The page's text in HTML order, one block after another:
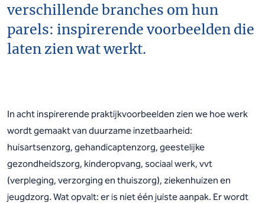
verschillende branches om hun
parels: inspirerende voorbeelden die
laten zien wat werkt.
In acht inspirerende praktijkvoorbeelden zien we hoe werk
wordt gemaakt van duurzame inzetbaarheid:
huisartsenzorg, gehandicaptenzorg, geestelijke
gezondheidszorg, kinderopvang, sociaal werk, vvt
(verpleging, verzorging en thuiszorg), ziekenhuizen en
jeugdzorg. Wat opvalt: er is niet één juiste aanpak. Er wordt